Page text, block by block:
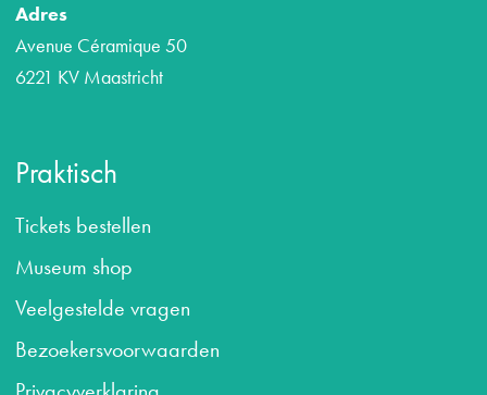
Adres
Avenue Céramique 50
6221 KV Maastricht
Praktisch
Tickets bestellen
Museum shop
Veelgestelde vragen
Bezoekersvoorwaarden